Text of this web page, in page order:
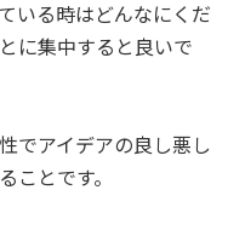
いる時はどんなにくだ
に集中すると良いで
でアイデアの良し悪し
ことです。